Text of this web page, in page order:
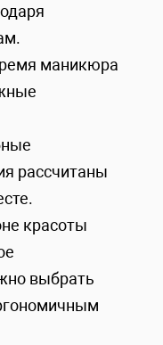
маникюра
рассчитаны
красоты
выбрать